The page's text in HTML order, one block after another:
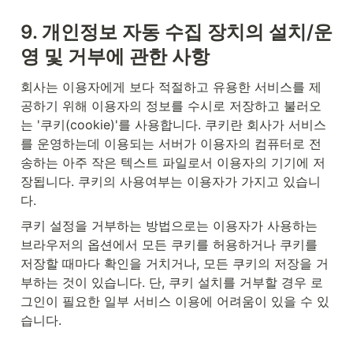
9. 개인정보 자동 수집 장치의 설치/운
영 및 거부에 관한 사항
회사는 이용자에게 보다 적절하고 유용한 서비스를 제
공하기 위해 이용자의 정보를 수시로 저장하고 불러오
는 '쿠키(cookie)'를 사용합니다. 쿠키란 회사가 서비스
를 운영하는데 이용되는 서버가 이용자의 컴퓨터로 전
송하는 아주 작은 텍스트 파일로서 이용자의 기기에 저
장됩니다. 쿠키의 사용여부는 이용자가 가지고 있습니
다.
쿠키 설정을 거부하는 방법으로는 이용자가 사용하는
브라우저의 옵션에서 모든 쿠키를 허용하거나 쿠키를
저장할 때마다 확인을 거치거나, 모든 쿠키의 저장을 거
부하는 것이 있습니다. 단, 쿠키 설치를 거부할 경우 로
그인이 필요한 일부 서비스 이용에 어려움이 있을 수 있
습니다.